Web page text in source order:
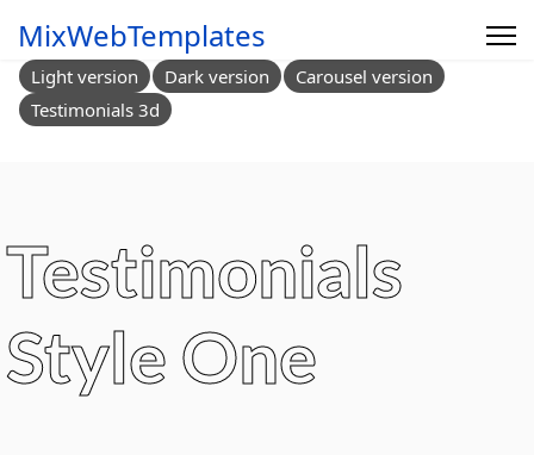
MixWebTemplates
Light version Dark version
Carousel version
Testimonials 3d
Testimonials
Style One